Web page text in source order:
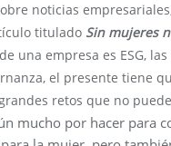
noticias
titulado Sin mujeres
una empresa es ESG,
el presente tiene
retos que no
mucho por hacer para